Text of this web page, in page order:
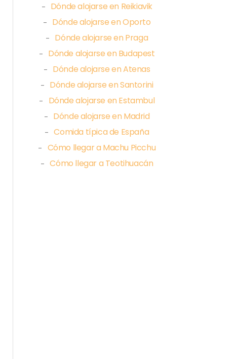
– Dónde alojarse en Reikiavik
– Dónde alojarse en Oporto
– Dónde alojarse en Praga
– Dónde alojarse en Budapest
– Dónde alojarse en Atenas
– Dónde alojarse en Santorini
– Dónde alojarse en Estambul
– Dónde alojarse en Madrid
– Comida típica de España
– Cómo llegar a Machu Picchu
– Cómo llegar a Teotihuacán